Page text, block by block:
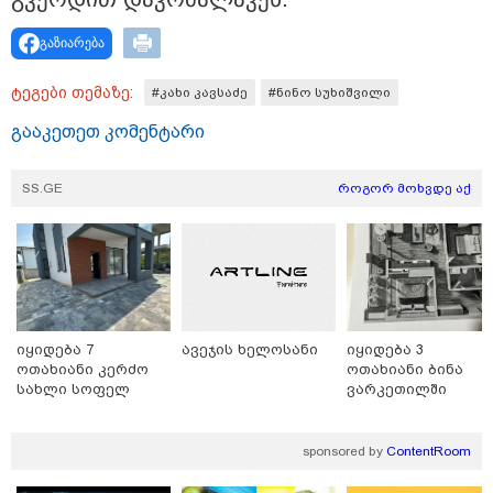
15:49 / 06-08-2026
შეიძინე ალდაგის სამოგზაურო დაზღვევა და მიიღე
გაორმაგებული ინტერნეტი
გაზიარება
ტეგები თემაზე: #კახი კავსაძე #ნინო სუხიშვილი
გააკეთეთ კომენტარი
SS.GE როგორ მოხვდე აქ
იყიდება 7
ოთახიანი კერძო
სახლი სოფელ
ავეჯის ხელოსანი
იყიდება 3
ოთახიანი ბინა
ვარკეთილში
sponsored by ContentRoom